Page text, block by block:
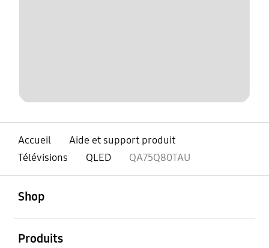
Accueil
Aide et support produit
Télévisions
QLED QA75Q80TAU
Shop
Produits